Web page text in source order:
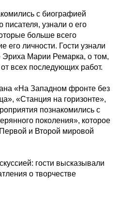
с биографией
узнали о его
больше всего
его личности. Гости узнали
Марии Ремарка, о том,
всех последующих работ.
«На Западном фронте без
«Станция на горизонте»,
познакомились с
поколения», которое
и Второй мировой
гости высказывали
о творчестве